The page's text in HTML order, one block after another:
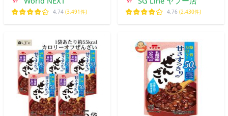
4.74 (3,491件) 4.76 (2,430件)